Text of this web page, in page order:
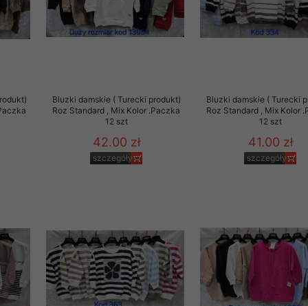
Bluzki damskie ( Turecki produkt)
Roz Standard , Mix Kolor .Paczka
12 szt
42.00 zł
szczegóły
Bluzki damskie ( Turecki
Roz Standard , Mix Kolor
12 szt
41.00 zł
szczegóły
osobowych.
udzielonego przez
swoich danych w celu
osobom trzecim,
naszej oferty do
internetowej
tych plików
na komputerze